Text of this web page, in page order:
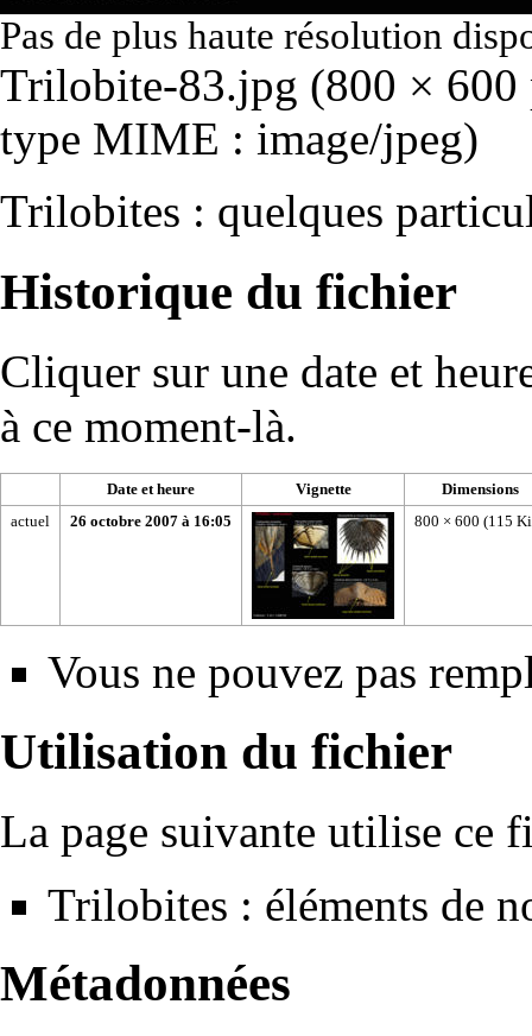
Pas de plus haute résolution
Trilobite-83.jpg (800 ×
type MIME : image/jpeg)
Trilobites : quelques
Historique du fichier
Cliquer sur une date et
à ce moment-là.
Date et heure Vignette
Dimensions
actuel
26 octobre 2007 à 16:05 800 × 600 (115
Vous ne pouvez pas
Utilisation du fichier
La page suivante utilise ce
Trilobites : éléments de
Métadonnées